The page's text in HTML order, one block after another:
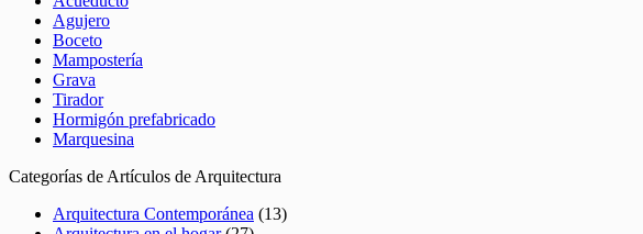
Agujero
Boceto
Mampostería
Grava
Tirador
Hormigón prefabricado
Marquesina
Categorías de Artículos de Arquitectura
Arquitectura Contemporánea (13)